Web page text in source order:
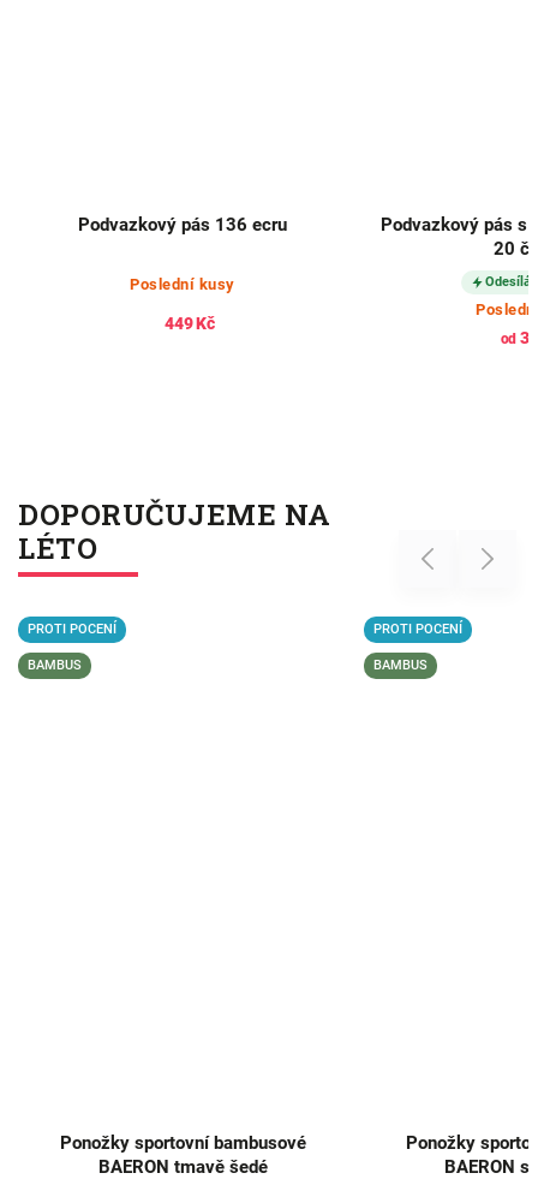
pás 136 ecru
Podvazkový pás s vyšívanou krajkou
DOPORUČUJEME NA
LÉTO
Previous
bambusové
tmavě šedé
Ponožky sportovní bambusové
Next